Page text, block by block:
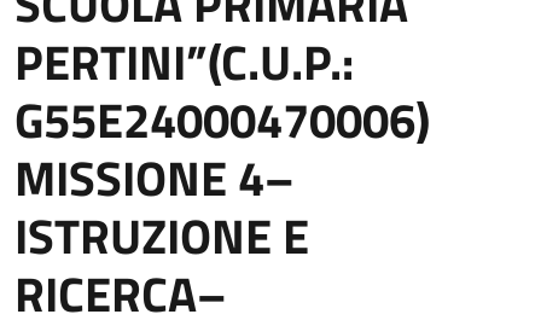
PERTINI”(C.U.P.:
G55E24000470006)
MISSIONE 4–
ISTRUZIONE E
RICERCA–